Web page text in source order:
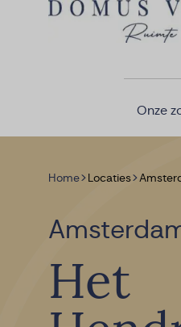
Navigatie overslaan
Onze
Home> Locaties>
Het